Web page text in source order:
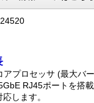
アプロセッサ (最大バ
RJ45ポートを搭
します。